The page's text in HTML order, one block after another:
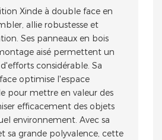
Xinde à double face en
allie robustesse et
Ses panneaux en bois
aisé permettent un
considérable. Sa
optimise l'espace
pour mettre en valeur des
efficacement des objets
environnement. Avec sa
sa grande polyvalence, cette